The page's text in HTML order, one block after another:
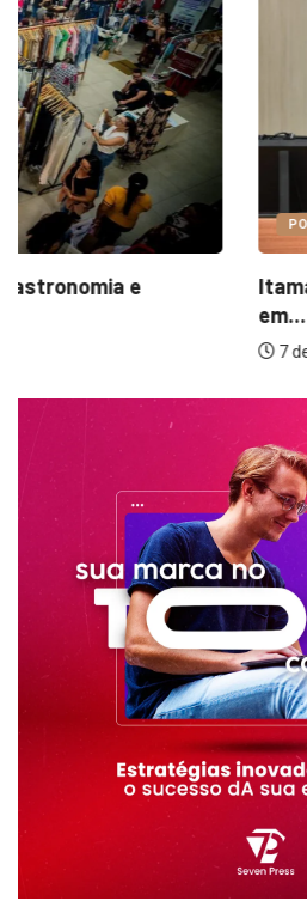
POLÍTICA
Itamar cobra prazo para